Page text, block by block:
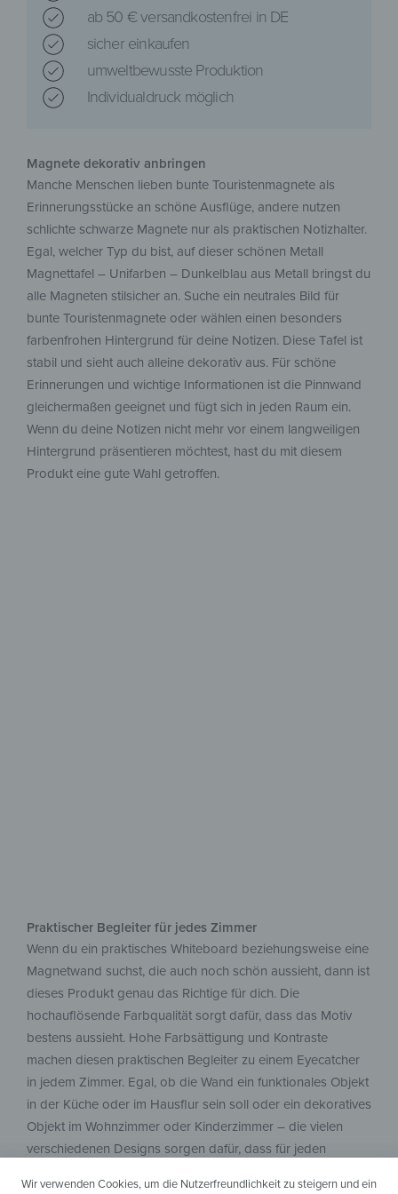
ab 50 € versandkostenfrei in DE
sicher einkaufen
umweltbewusste Produktion
Individualdruck möglich
Magnete dekorativ anbringen
Manche Menschen lieben bunte Touristenmagnete als
Erinnerungsstücke an schöne Ausflüge, andere nutzen
schlichte schwarze Magnete nur als praktischen Notizhalter.
Egal, welcher Typ du bist, auf dieser schönen Metall
Magnettafel – Unifarben – Dunkelblau aus Metall bringst du
alle Magneten stilsicher an. Suche ein neutrales Bild für
bunte Touristenmagnete oder wählen einen besonders
farbenfrohen Hintergrund für deine Notizen. Diese Tafel ist
stabil und sieht auch alleine dekorativ aus. Für schöne
Erinnerungen und wichtige Informationen ist die Pinnwand
gleichermaßen geeignet und fügt sich in jeden Raum ein.
Wenn du deine Notizen nicht mehr vor einem langweiligen
Hintergrund präsentieren möchtest, hast du mit diesem
Produkt eine gute Wahl getroffen.
Praktischer Begleiter für jedes Zimmer
Wenn du ein praktisches Whiteboard beziehungsweise eine
Magnetwand suchst, die auch noch schön aussieht, dann ist
dieses Produkt genau das Richtige für dich. Die
hochauflösende Farbqualität sorgt dafür, dass das Motiv
bestens aussieht. Hohe Farbsättigung und Kontraste
machen diesen praktischen Begleiter zu einem Eyecatcher
in jedem Zimmer. Egal, ob die Wand ein funktionales Objekt
in der Küche oder im Hausflur sein soll oder ein dekoratives
Objekt im Wohnzimmer oder Kinderzimmer – die vielen
verschiedenen Designs sorgen dafür, dass für jeden
Wir verwenden Cookies, um die Nutzerfreundlichkeit zu steigern und ein